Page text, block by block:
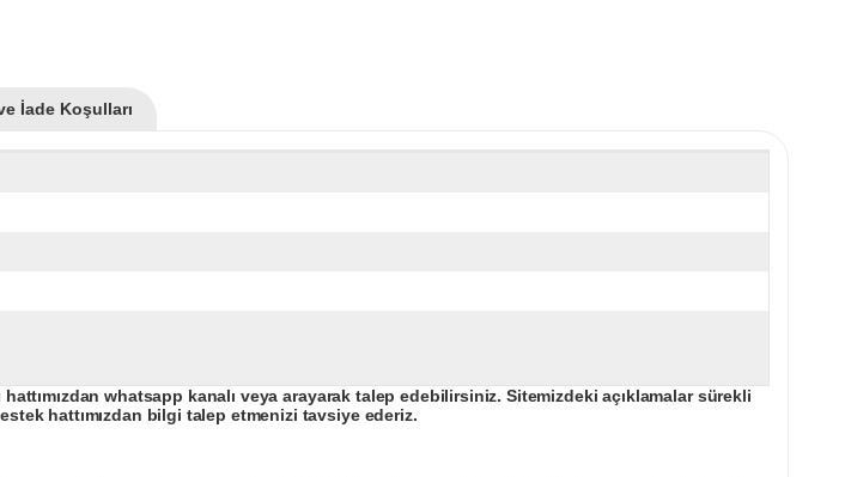
İade Koşulları
hattımızdan whatsapp kanalı veya arayarak talep edebilirsiniz. Sitemizdeki açıklamalar sürekli
hattımızdan bilgi talep etmenizi tavsiye ederiz.